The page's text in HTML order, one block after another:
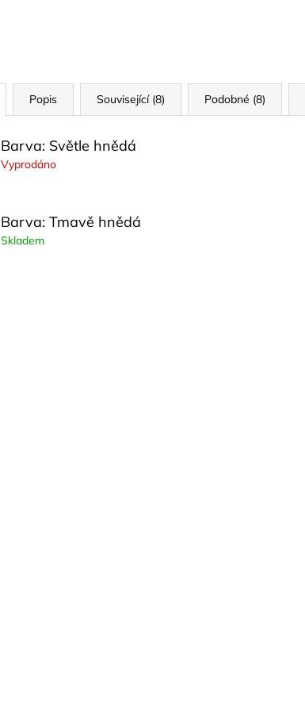
Popis Související (8) Podobné (8)
Barva: Světle hnědá
Vyprodáno
Barva: Tmavě hnědá
Skladem